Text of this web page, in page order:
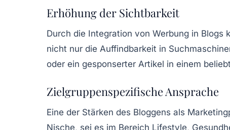
Erhöhung der Sichtbarkeit
Durch die Integration von Werbung in
nicht nur die Auffindbarkeit in
oder ein gesponserter Artikel in einem
Zielgruppenspezifische Ansprache
Eine der Stärken des Bloggens als
Nische, sei es im Bereich Lifestyle,